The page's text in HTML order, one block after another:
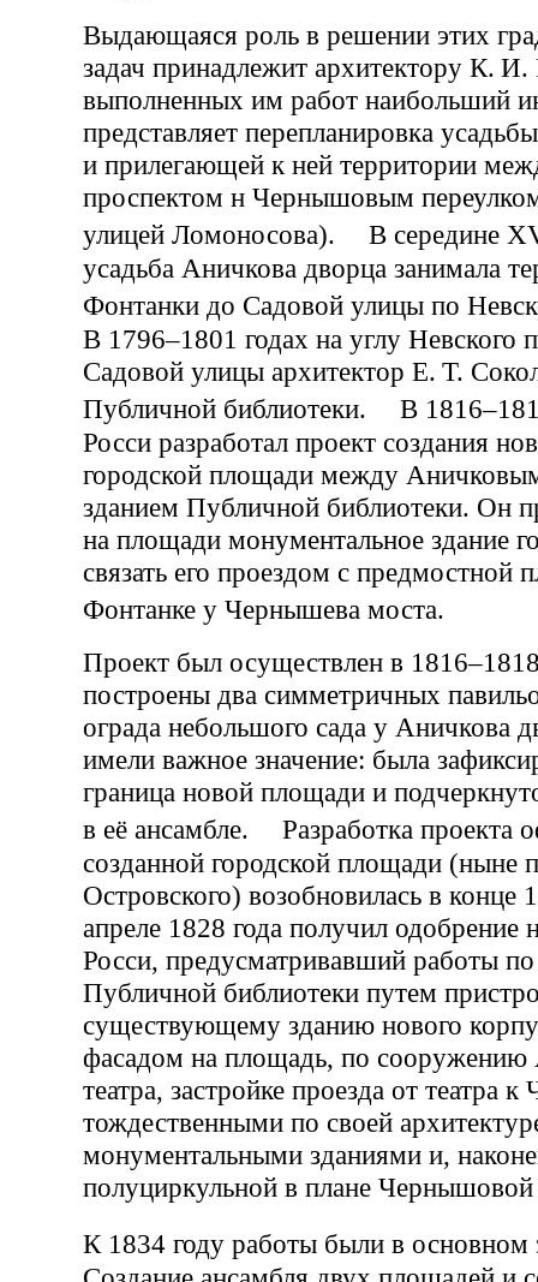
Выдающаяся роль в решении этих
задач принадлежит архитектору К.
выполненных им работ наибольший
представляет перепланировка
и прилегающей к ней территории
проспектом н Чернышовым
улицей Ломоносова). В середине
усадьба Аничкова дворца занимала
Фонтанки до Садовой улицы по
В 1796–1801 годах на углу Невского
Садовой улицы архитектор Е. Т.
Публичной библиотеки. В
Росси разработал проект создания
городской площади между
зданием Публичной библиотеки. Он
на площади монументальное здание
связать его проездом с предмостной
Фонтанке у Чернышева моста.
Проект был осуществлен в
построены два симметричных
ограда небольшого сада у Аничкова
имели важное значение: была
граница новой площади и
в её ансамбле. Разработка проекта
созданной городской площади (ныне
Островского) возобновилась в конце
апреле 1828 года получил одобрение
Росси, предусматривавший работы
Публичной библиотеки путем
существующему зданию нового
фасадом на площадь, по сооружению
театра, застройке проезда от театра
тождественными по своей
монументальными зданиями и,
полуциркульной в плане
К 1834 году работы были в